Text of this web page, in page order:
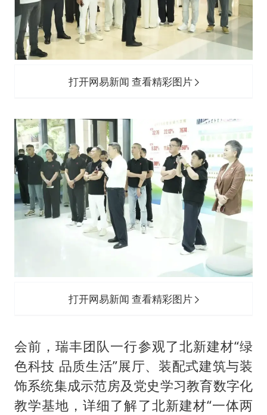
打开网易新闻 查看精彩图片
打开网易新闻 查看精彩图片
会前，瑞丰团队一行参观了北新建材“绿
色科技 品质生活”展厅、装配式建筑与装
饰系统集成示范房及党史学习教育数字化
教学基地，详细了解了北新建材“一体两